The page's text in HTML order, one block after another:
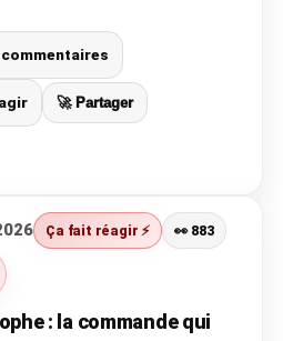
commentaires
🚀 Partager
Ça fait réagir ⚡ 👀 883
: la commande qui